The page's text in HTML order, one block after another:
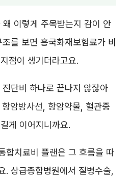
이렇게 주목받는지 감이 안
를 보면 흥국화재보험료가 비
점이 생기더라고요.
단비 하나로 끝나지 않잖아
암방사선, 항암약물, 혈관중
게 이어지니까요.
합치료비 플랜은 그 흐름을 따
. 상급종합병원에서 질병수술,